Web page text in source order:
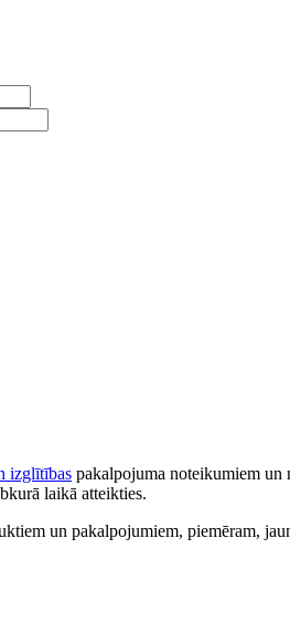
izglītības pakalpojuma noteikumiem un
laikā atteikties.
un pakalpojumiem, piemēram,